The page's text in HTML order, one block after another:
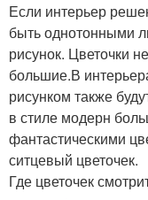
Если интерьер
быть однотонными
рисунок. Цветочки
большие.В
рисунком также
в стиле модерн
фантастическими
ситцевый цветочек.
Где цветочек